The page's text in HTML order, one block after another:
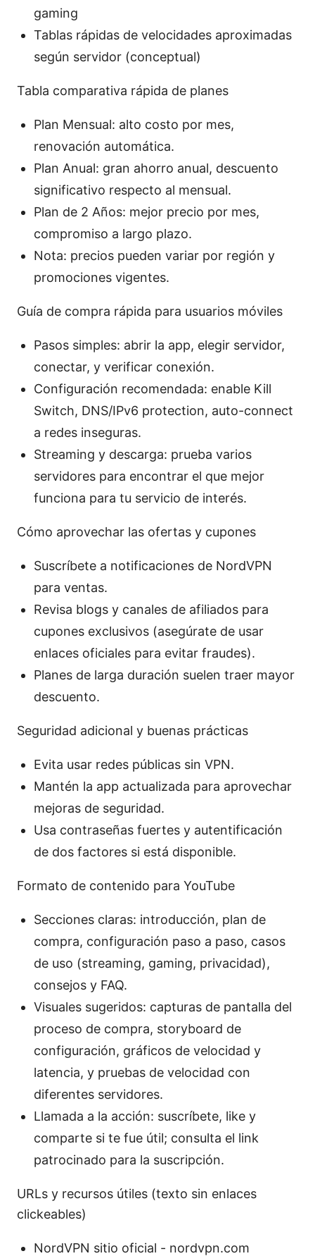
gaming
Tablas rápidas de velocidades aproximadas
según servidor (conceptual)
Tabla comparativa rápida de planes
Plan Mensual: alto costo por mes,
renovación automática.
Plan Anual: gran ahorro anual, descuento
significativo respecto al mensual.
Plan de 2 Años: mejor precio por mes,
compromiso a largo plazo.
Nota: precios pueden variar por región y
promociones vigentes.
Guía de compra rápida para usuarios móviles
Pasos simples: abrir la app, elegir servidor,
conectar, y verificar conexión.
Configuración recomendada: enable Kill
Switch, DNS/IPv6 protection, auto-connect
a redes inseguras.
Streaming y descarga: prueba varios
servidores para encontrar el que mejor
funciona para tu servicio de interés.
Cómo aprovechar las ofertas y cupones
Suscríbete a notificaciones de NordVPN
para ventas.
Revisa blogs y canales de afiliados para
cupones exclusivos (asegúrate de usar
enlaces oficiales para evitar fraudes).
Planes de larga duración suelen traer mayor
descuento.
Seguridad adicional y buenas prácticas
Evita usar redes públicas sin VPN.
Mantén la app actualizada para aprovechar
mejoras de seguridad.
Usa contraseñas fuertes y autentificación
de dos factores si está disponible.
Formato de contenido para YouTube
Secciones claras: introducción, plan de
compra, configuración paso a paso, casos
de uso (streaming, gaming, privacidad),
consejos y FAQ.
Visuales sugeridos: capturas de pantalla del
proceso de compra, storyboard de
configuración, gráficos de velocidad y
latencia, y pruebas de velocidad con
diferentes servidores.
Llamada a la acción: suscríbete, like y
comparte si te fue útil; consulta el link
patrocinado para la suscripción.
URLs y recursos útiles (texto sin enlaces
clickeables)
NordVPN sitio oficial - nordvpn.com